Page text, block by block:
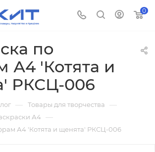
0
по
А4 'Котята и
РКСЦ-006
— Товары для творчества —
А4 —
А4 'Котята и щенята' РКСЦ-006